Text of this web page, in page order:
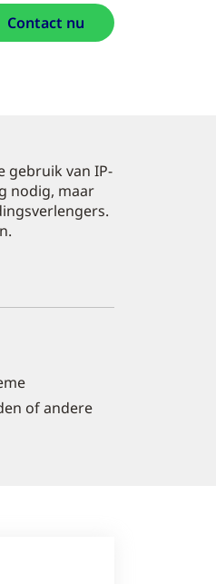
Contact nu
gebruik van IP-
nodig, maar
of andere